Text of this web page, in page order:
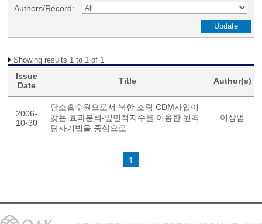
Authors/Record:
Showing results 1 to 1 of 1
Issue
Date
Title Author(s)
2006-
10-30
탄소흡수원으로서 북한 조림 CDM사업이
갖는 효과분석-잎면적지수를 이용한 원격
탐사기법을 중심으로
이상범
1